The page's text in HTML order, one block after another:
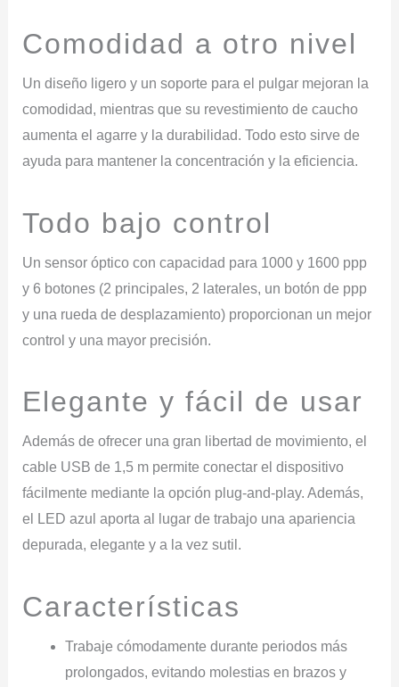
Comodidad a otro nivel
Un diseño ligero y un soporte para el pulgar mejoran la
comodidad, mientras que su revestimiento de caucho
aumenta el agarre y la durabilidad. Todo esto sirve de
ayuda para mantener la concentración y la eficiencia.
Todo bajo control
Un sensor óptico con capacidad para 1000 y 1600 ppp
y 6 botones (2 principales, 2 laterales, un botón de ppp
y una rueda de desplazamiento) proporcionan un mejor
control y una mayor precisión.
Elegante y fácil de usar
Además de ofrecer una gran libertad de movimiento, el
cable USB de 1,5 m permite conectar el dispositivo
fácilmente mediante la opción plug-and-play. Además,
el LED azul aporta al lugar de trabajo una apariencia
depurada, elegante y a la vez sutil.
Características
Trabaje cómodamente durante periodos más
prolongados, evitando molestias en brazos y